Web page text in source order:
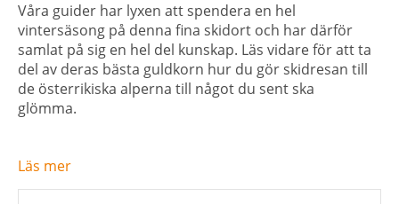
Våra guider har lyxen attspendera en hel
vintersäsong på denna fina skidort och har därför
samlat på sig en hel del kunskap. Läs vidareförattta
del av deras bästa guldkorn hur du görskidresan till
de österrikiska alperna till något du sent ska
glömma.
Läs mer